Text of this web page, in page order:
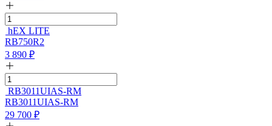
hEX LITE
RB750R2
3 890 ₽
RB3011UIAS-RM
RB3011UIAS-RM
29 700 ₽